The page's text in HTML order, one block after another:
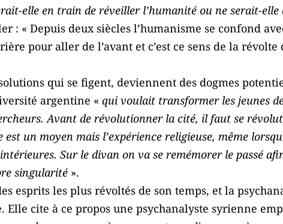
elle en train de réveiller l’humanité ou ne serait-elle
: « Depuis deux siècles l’humanisme se confond
pour aller de l’avant et c’est ce sens de la révolte
qui se figent, deviennent des dogmes
argentine « qui voulait transformer les jeunes
Avant de révolutionner la cité, il faut se
est un moyen mais l’expérience religieuse, même
Sur le divan on va se remémorer le passé
singularité ».
esprits les plus révoltés de son temps, et la
cite à ce propos une psychanalyste syrienne